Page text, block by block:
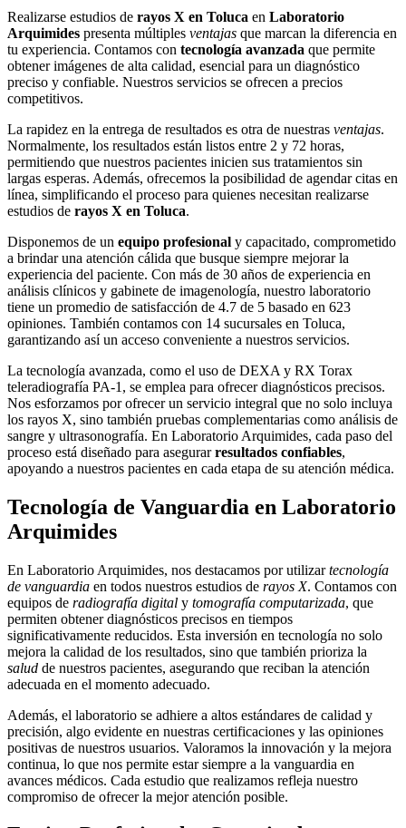
Realizarse estudios de rayos X en Toluca en Laboratorio
Arquimides presenta múltiples ventajas que marcan la diferencia en
tu experiencia. Contamos con tecnología avanzada que permite
obtener imágenes de alta calidad, esencial para un diagnóstico
preciso y confiable. Nuestros servicios se ofrecen a precios
competitivos.
La rapidez en la entrega de resultados es otra de nuestras ventajas.
Normalmente, los resultados están listos entre 2 y 72 horas,
permitiendo que nuestros pacientes inicien sus tratamientos sin
largas esperas. Además, ofrecemos la posibilidad de agendar citas en
línea, simplificando el proceso para quienes necesitan realizarse
estudios de rayos X en Toluca.
Disponemos de un equipo profesional y capacitado, comprometido
a brindar una atención cálida que busque siempre mejorar la
experiencia del paciente. Con más de 30 años de experiencia en
análisis clínicos y gabinete de imagenología, nuestro laboratorio
tiene un promedio de satisfacción de 4.7 de 5 basado en 623
opiniones. También contamos con 14 sucursales en Toluca,
garantizando así un acceso conveniente a nuestros servicios.
La tecnología avanzada, como el uso de DEXA y RX Torax
teleradiografía PA-1, se emplea para ofrecer diagnósticos precisos.
Nos esforzamos por ofrecer un servicio integral que no solo incluya
los rayos X, sino también pruebas complementarias como análisis de
sangre y ultrasonografía. En Laboratorio Arquimides, cada paso del
proceso está diseñado para asegurarresultados confiables,
apoyando a nuestros pacientes en cada etapa de su atención médica.
Tecnología de Vanguardia en Laboratorio
Arquimides
En Laboratorio Arquimides, nos destacamos por utilizartecnología
de vanguardia en todos nuestros estudios de rayos X. Contamos con
equipos de radiografía digital y tomografía computarizada, que
permiten obtener diagnósticos precisos en tiempos
significativamente reducidos. Esta inversión en tecnología no solo
mejora la calidad de los resultados, sino que también prioriza la
salud de nuestros pacientes, asegurando que reciban la atención
adecuada en el momento adecuado.
Además, el laboratorio se adhiere a altos estándares de calidad y
precisión, algo evidente en nuestras certificaciones y las opiniones
positivas de nuestros usuarios. Valoramos la innovación y la mejora
continua, lo que nos permite estar siempre a la vanguardia en
avances médicos. Cada estudio que realizamos refleja nuestro
compromiso de ofrecer la mejor atención posible.